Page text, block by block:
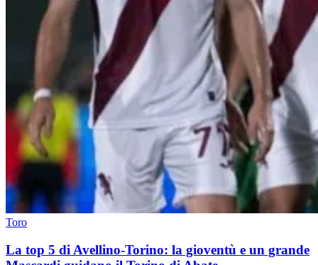
Toro
La top 5 di Avellino-Torino: la gioventù e un grande